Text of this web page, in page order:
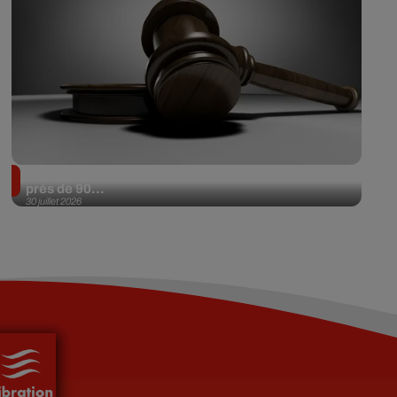
30 juillet 2026
près de 90...